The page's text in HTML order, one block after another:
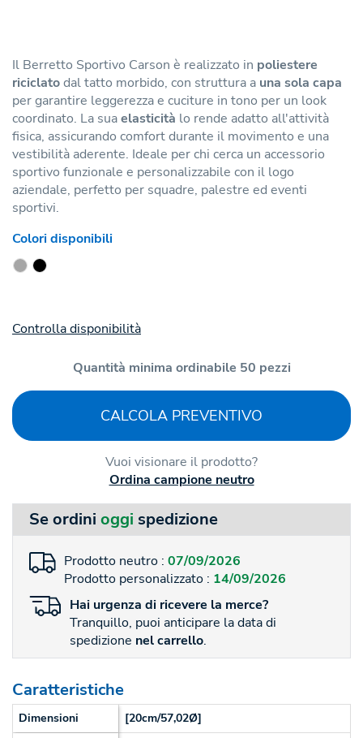
Il Berretto Sportivo Carson è realizzato in poliestere
riciclatodal tatto morbido, con struttura a una sola capa
per garantire leggerezza e cuciture in tono per un look
coordinato. La suaelasticità lo rende adatto all'attività
fisica, assicurando comfort durante il movimento e una
vestibilità aderente. Ideale per chi cerca un accessorio
sportivo funzionale e personalizzabile con il logo
aziendale, perfetto per squadre, palestre ed eventi
sportivi.
Colori disponibili
Controlla disponibilità
Quantità minima ordinabile 50 pezzi
CALCOLA PREVENTIVO
Vuoi visionare il prodotto?
Ordina campione neutro
Se ordini oggi spedizione
Prodotto neutro : 07/09/2026
Prodotto personalizzato : 14/09/2026
Hai urgenza di ricevere la merce?
Tranquillo, puoi anticipare la data di
spedizione nel carrello.
Caratteristiche
Dimensioni
[20cm/57,02Ø]